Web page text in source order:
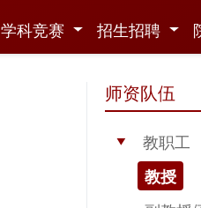
学科竞赛 招生招聘
师资队伍
▶ 教职工
教授